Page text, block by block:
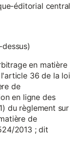
éditorial central
en matière
36 de la loi
de
en ligne des
du règlement sur
de
2013 ; dit